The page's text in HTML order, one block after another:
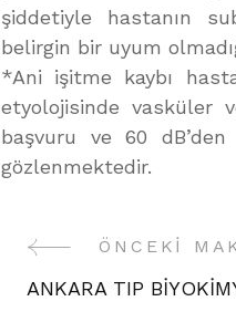
şiddetiyle hastanın
belirgin bir uyum
*Ani işitme kaybı
etyolojisinde vasküler
başvuru ve 60
gözlenmektedir.
YazıÖNCEKI
ANKARA TIP